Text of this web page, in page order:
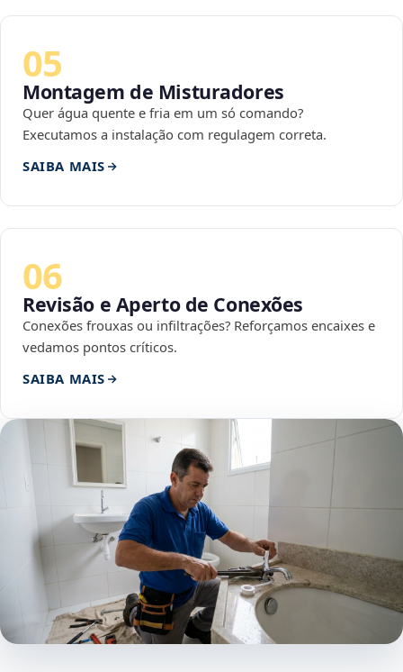
05
Montagem de Misturadores
Quer água quente e fria em um só comando?
Executamos a instalação com regulagem correta.
SAIBA MAIS
06
Revisão e Aperto de Conexões
Conexões frouxas ou infiltrações? Reforçamos encaixes e
vedamos pontos críticos.
SAIBA MAIS